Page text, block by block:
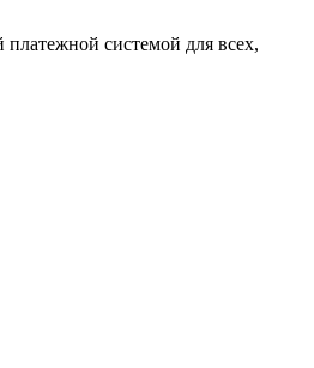
системой для всех,